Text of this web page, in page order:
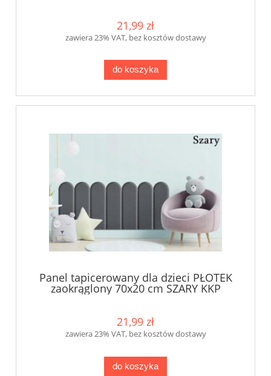
21,99 zł
zawiera 23% VAT, bez kosztów dostawy
do koszyka
Panel tapicerowany dla dzieci PŁOTEK
zaokrąglony 70x20 cm SZARY KKP
21,99 zł
zawiera 23% VAT, bez kosztów dostawy
do koszyka